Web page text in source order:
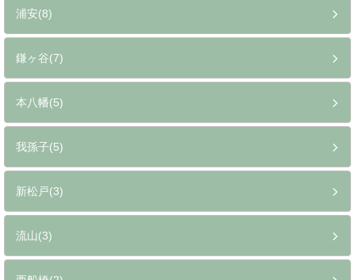
浦安(8)
鎌ヶ谷(7)
本八幡(5)
我孫子(5)
新松戸(3)
流山(3)